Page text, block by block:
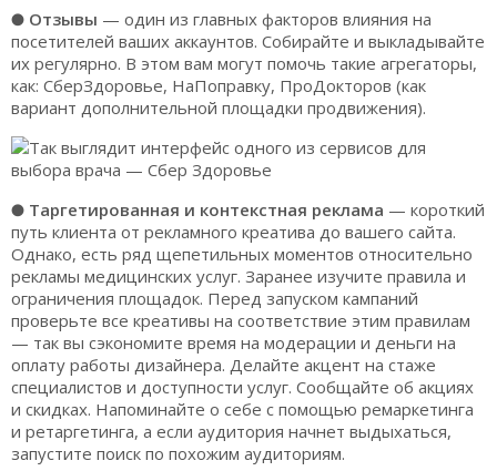
● Отзывы — один из главных факторов влияния на
посетителей ваших аккаунтов. Собирайте и выкладывайте
их регулярно. В этом вам могут помочь такие агрегаторы,
как: СберЗдоровье, НаПоправку, ПроДокторов (как
вариант дополнительной площадки продвижения).
● Таргетированная и контекстная реклама — короткий
путь клиента от рекламного креатива до вашего сайта.
Однако, есть ряд щепетильных моментов относительно
рекламы медицинских услуг. Заранее изучите правила и
ограничения площадок. Перед запуском кампаний
проверьте все креативы на соответствие этим правилам
— так вы сэкономите время на модерации и деньги на
оплату работы дизайнера. Делайте акцент на стаже
специалистов и доступности услуг. Сообщайте об акциях
и скидках. Напоминайте о себе с помощью ремаркетинга
и ретаргетинга, а если аудитория начнет выдыхаться,
запустите поиск по похожим аудиториям.